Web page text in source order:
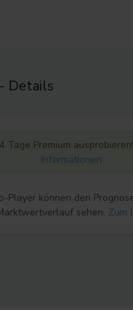
Details
Tage Premium ausprobieren!
Informationen
Player können den
sehen. Zum